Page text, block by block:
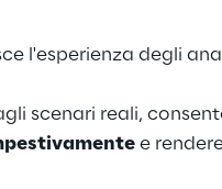
l'esperienza degli
scenari reali,
e